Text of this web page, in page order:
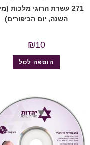
271 עשרת הרוגי מלכות
השנה, יום הכיפורים)
₪10
הוספה לסל